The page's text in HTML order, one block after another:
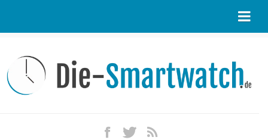
Kontakt / Tipp geben
Impressum